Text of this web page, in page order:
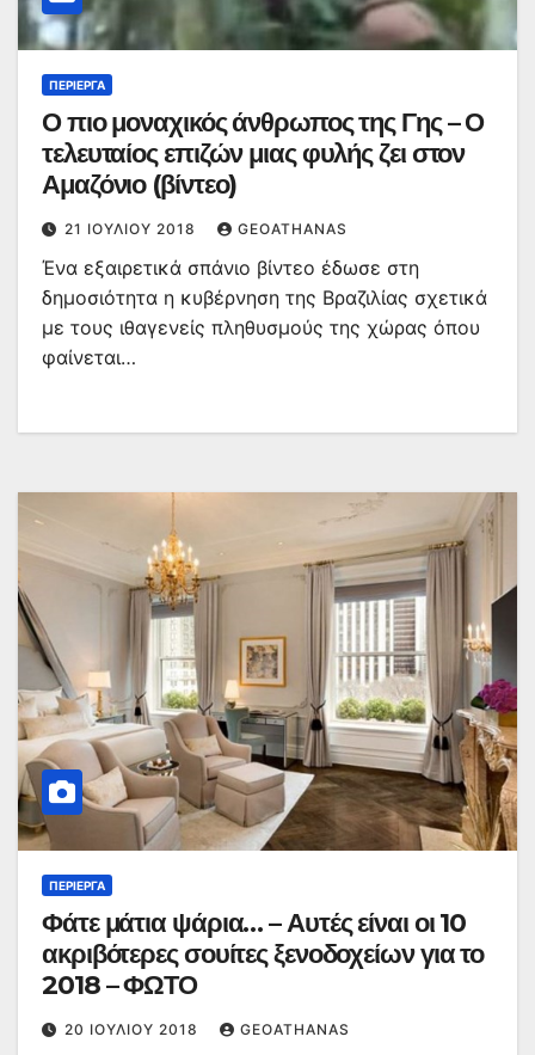
ΠΕΡΊΕΡΓΑ
Ο πιο μοναχικός άνθρωπος της Γης – Ο
τελευταίος επιζών μιας φυλής ζει στον
Αμαζόνιο (βίντεο)
21 ΙΟΥΛΊΟΥ 2018 GEOATHANAS
Ένα εξαιρετικά σπάνιο βίντεο έδωσε στη
δημοσιότητα η κυβέρνηση της Βραζιλίας σχετικά
με τους ιθαγενείς πληθυσμούς της χώρας όπου
φαίνεται…
ΠΕΡΊΕΡΓΑ
Φάτε μάτια ψάρια… – Αυτές είναι οι 10
ακριβότερες σουίτες ξενοδοχείων για το
2018 – ΦΩΤΟ
20 ΙΟΥΛΊΟΥ 2018 GEOATHANAS